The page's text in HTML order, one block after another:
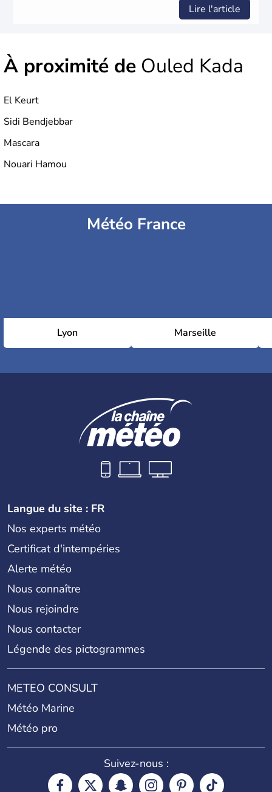
Lire l'article
À proximité de Ouled Kada
El Keurt
Sidi Bendjebbar
Mascara
Nouari Hamou
Météo France
Lyon Marseille
Langue du site : FR
Nos experts météo
Certificat d'intempéries
Alerte météo
Nous connaître
Nous rejoindre
Nous contacter
Légende des pictogrammes
METEO CONSULT
Météo Marine
Météo pro
Suivez-nous :